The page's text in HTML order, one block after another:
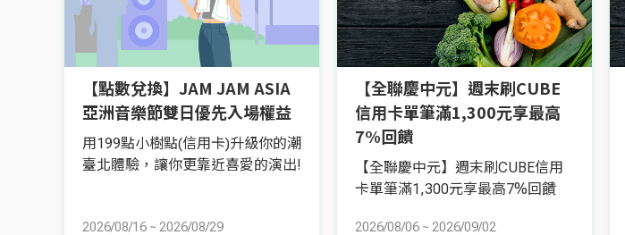
【點數兌換】JAM JAM ASIA
亞洲音樂節雙日優先入場權益
用199點小樹點(信用卡)升級你的潮
臺北體驗，讓你更靠近喜愛的演出!
2026/08/16 ~ 2026/08/29
【全聯慶中元】週末刷CUBE
信用卡單筆滿1,300元享最高
7%回饋
【全聯慶中元】週末刷CUBE信用
卡單筆滿1,300元享最高7%回饋
2026/08/06 ~ 2026/09/02